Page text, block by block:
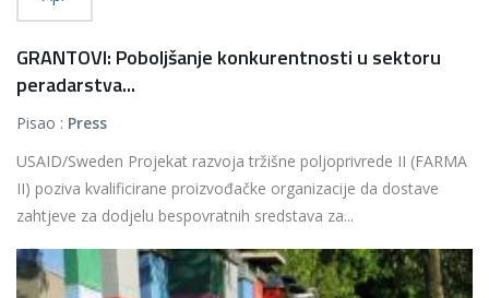
GRANTOVI: Poboljšanje konkurentnosti u sektoru
peradarstva...
Pisao : Press
USAID/Sweden Projekat razvoja tržišne poljoprivrede II (FARMA
II) poziva kvalificirane proizvođačke organizacije da dostave
zahtjeve za dodjelu bespovratnih sredstava za...
Više...